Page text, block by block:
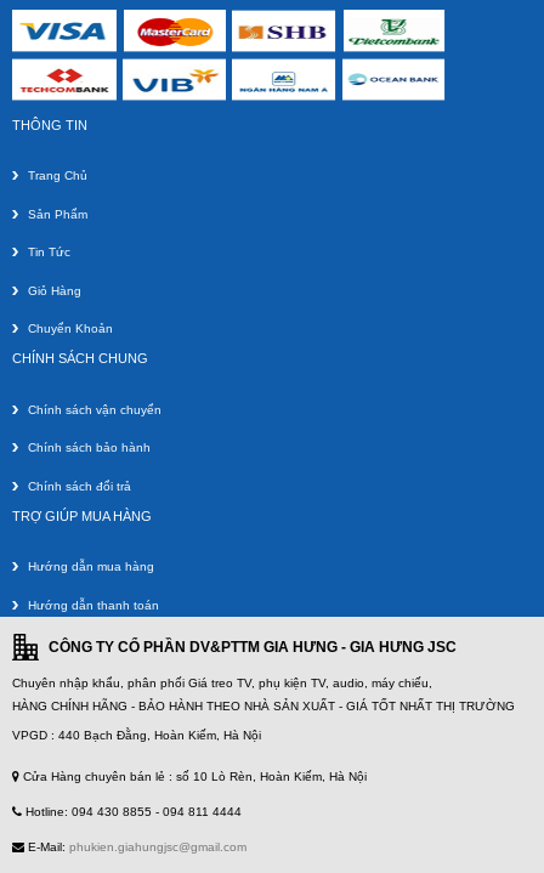
Dây HDMI Liton 2m
Giá gốc: 210 000 VNĐ
Bộ chia HDMI 4K _1 ra 8
Giá gốc:
THÔNG TIN
Trang Chủ
Sản Phẩm
Tin Tức
Giỏ Hàng
Chuyển Khoản
CHÍNH SÁCH CHUNG
Chính sách vận chuyển
Chính sách bảo hành
Chính sách đổi trả
TRỢ GIÚP MUA HÀNG
Hướng dẫn mua hàng
Hướng dẫn thanh toán
CÔNG TY CỔ PHẦN DV&PTTM GIA HƯNG - GIA HƯNG JSC
Chuyên nhập khẩu, phân phối Giá treo TV, phụ kiện TV, audio, máy chiếu,
HÀNG CHÍNH HÃNG - BẢO HÀNH THEO NHÀ SẢN XUẤT - GIÁ TỐT NHẤT THỊ TRƯỜNG
VPGD : 440 Bạch Đằng, Hoàn Kiếm, Hà Nội
Cửa Hàng chuyên bán lẻ : số 10 Lò Rèn, Hoàn Kiếm, Hà Nội
Hotline: 094 430 8855 - 094 811 4444
E-Mail: phukien.giahungjsc@gmail.com